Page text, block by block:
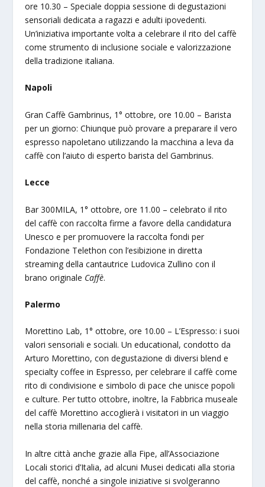
ore 10.30 – Speciale doppia sessione di degustazioni
sensoriali dedicata a ragazzi e adulti ipovedenti.
Un’iniziativa importante volta a celebrare il rito del caffè
come strumento di inclusione sociale e valorizzazione
della tradizione italiana.
Napoli
Gran Caffè Gambrinus, 1° ottobre, ore 10.00 – Barista
per un giorno: Chiunque può provare a preparare il vero
espresso napoletano utilizzando la macchina a leva da
caffè con l’aiuto di esperto barista del Gambrinus.
Lecce
Bar 300MILA, 1° ottobre, ore 11.00 – celebrato il rito
del caffè con raccolta firme a favore della candidatura
Unesco e per promuovere la raccolta fondi per
Fondazione Telethon con l’esibizione in diretta
streaming della cantautrice Ludovica Zullino con il
brano originale Caffè.
Palermo
Morettino Lab, 1° ottobre, ore 10.00 – L’Espresso: i suoi
valori sensoriali e sociali. Un educational, condotto da
Arturo Morettino, con degustazione di diversi blend e
specialty coffee in Espresso, per celebrare il caffè come
rito di condivisione e simbolo di pace che unisce popoli
e culture. Per tutto ottobre, inoltre, la Fabbrica museale
del caffè Morettino accoglierà i visitatori in un viaggio
nella storia millenaria del caffè.
In altre città anche grazie alla Fipe, all’Associazione
Locali storici d’Italia, ad alcuni Musei dedicati alla storia
del caffè, nonché a singole iniziative si svolgeranno